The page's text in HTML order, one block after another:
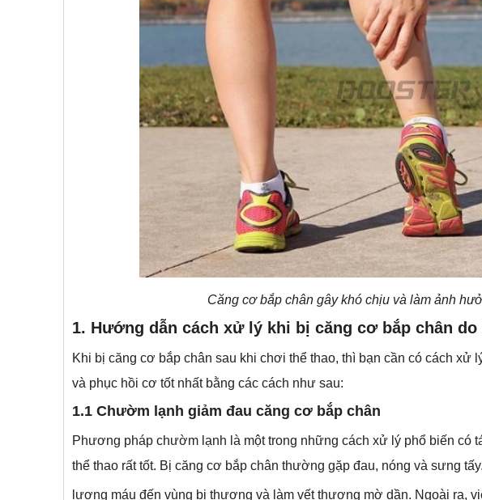
Căng cơ bắp chân gây khó chịu và làm ảnh
1. Hướng dẫn cách xử lý khi bị căng cơ bắp chân
Khi bị căng cơ bắp chân sau khi chơi thể thao, thì bạn cần có cách xử
và phục hồi cơ tốt nhất bằng các cách như sau:
1.1 Chườm lạnh giảm đau căng cơ bắp chân
Phương pháp chườm lạnh là một trong những cách xử lý phổ biến có
thể thao rất tốt. Bị căng cơ bắp chân thường gặp đau, nóng và sưng
lượng máu đến vùng bị thương và làm vết thương mờ dần. Ngoài ra,